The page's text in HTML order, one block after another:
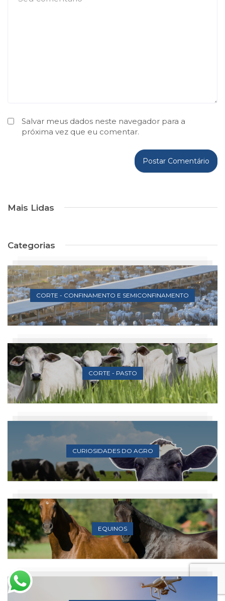
Salvar meus dados neste navegador para a
próxima vez que eu comentar.
Mais Lidas
Categorias
CORTE - CONFINAMENTO E SEMICONFINAMENTO
CORTE - PASTO
CURIOSIDADES DO AGRO
EQUINOS